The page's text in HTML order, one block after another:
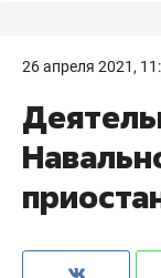
26 апреля 2021,